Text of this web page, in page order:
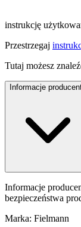
instrukcję
Przestrzegaj
Tutaj możesz
Informacje
Informacje
bezpieczeństwa
Marka: Fielmann